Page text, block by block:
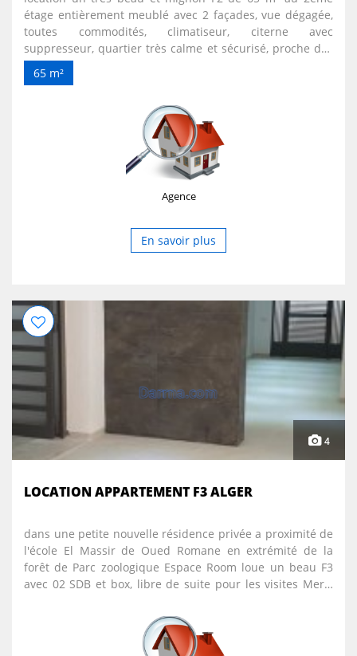
étage entièrement meublé avec 2 façades, vue dégagée,
toutes commodités, climatiseur, citerne avec
suppresseur, quartier très calme et sécurisé, proche des
commerces et des lieux d'animation (théâtre de verdure,
maison de la culture, parc d'attraction Mezai...), condition
sur le montant total de la location, le reste à payer le jour
de l'occupation des lieux, frais d'agence 10% sur le
montant la location. .pour plus d'infos : Tél./Fax : 034 12
60 44 Mob. : 0550 93 90 71 site web : www.accueil-
bejaia.com E-mail : accueilbejaia@gmail.com
65 m²
Agence
En savoir plus
4
LOCATION APPARTEMENT F3 ALGER
dans une petite nouvelle résidence privée a proximité de
l'école El Massir de Oued Romane en extrémité de la
forêt de Parc zoologique Espace Room loue un beau F3
avec 02 SDB et box, libre de suite pour les visites Merci